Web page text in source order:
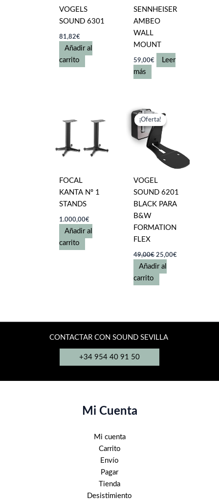
página
VOGELS
SOUND 6301
81,82€
Añadir al
carrito
SENNHEISER
AMBEO
WALL
MOUNT
59,00€
Leer
más
FOCAL
KANTA Nº 1
STANDS
1.000,00€
Añadir al
carrito
¡Oferta!
¡Oferta!
VOGEL
SOUND 6201
BLACK PARA
B&W
FORMATION
FLEX
49,00€El
precio
original
49,00€.
25,00€
Añadir al
carrito
CONTACTAR CON SOUND SEVILLA
+34 954 40 91 50
Mi Cuenta
Mi cuenta
Carrito
Envío
Pagar
Tienda
Desistimiento